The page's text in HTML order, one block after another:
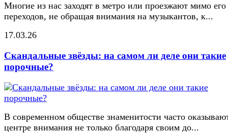
Многие из нас заходят в метро или проезжают мимо его
переходов, не обращая внимания на музыкантов, к...
17.03.26
Скандальные звёзды: на самом ли деле они такие
порочные?
В современном обществе знаменитости часто
центре внимания не только благодаря своим до...